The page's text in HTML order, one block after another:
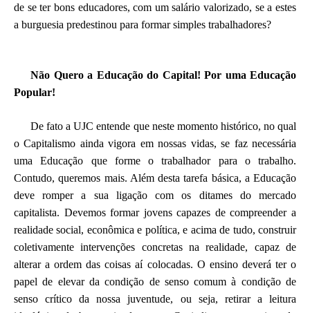
de se ter bons educadores, com um salário valorizado, se a estes
a burguesia predestinou para formar simples trabalhadores?
Não Quero a Educação do Capital! Por uma Educação
Popular!
De fato a UJC entende que neste momento histórico, no qual
o Capitalismo ainda vigora em nossas vidas, se faz necessária
uma Educação que forme o trabalhador para o trabalho.
Contudo, queremos mais. Além desta tarefa básica, a Educação
deve romper a sua ligação com os ditames do mercado
capitalista. Devemos formar jovens capazes de compreender a
realidade social, econômica e política, e acima de tudo, construir
coletivamente intervenções concretas na realidade, capaz de
alterar a ordem das coisas aí colocadas. O ensino deverá ter o
papel de elevar da condição de senso comum à condição de
senso crítico da nossa juventude, ou seja, retirar a leitura